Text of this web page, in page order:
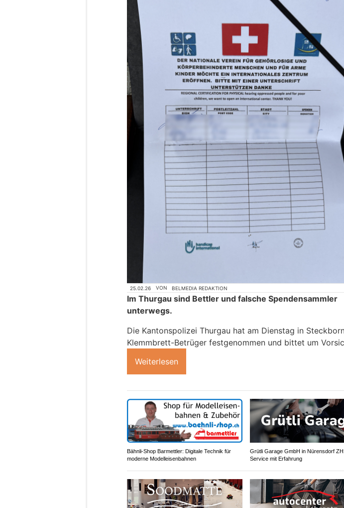
25.02.26 VON BELMEDIA REDAKTION
Im Thurgau sind Bettler und falsche Spendensammler
unterwegs.
Die Kantonspolizei Thurgau hat am Dienstag in
Klemmbrett-Betrüger festgenommen und bittet um
Weiterlesen
Bähnli-Shop Barmettler: Digitale Technik für
moderne Modelleisenbahnen
Grütli Garage GmbH in Nürensdorf
Service mit Erfahrung